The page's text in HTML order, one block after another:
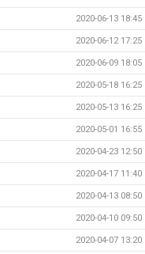
2020-06-13 18:45
2020-06-12 17:25
2020-06-09 18:05
2020-05-18 16:25
2020-05-13 16:25
2020-05-01 16:55
2020-04-23 12:50
2020-04-17 11:40
2020-04-13 08:50
2020-04-10 09:50
2020-04-07 13:20